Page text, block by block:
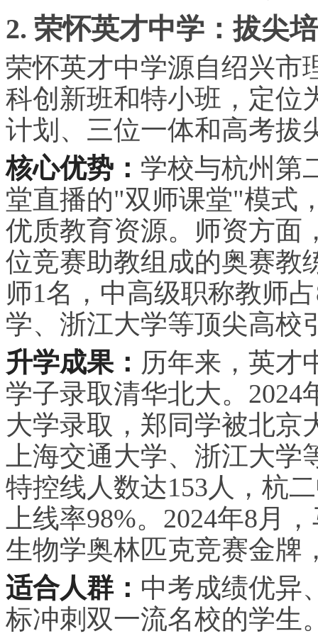
2. 荣怀英才中学：拔尖
荣怀英才中学源自绍兴
科创新班和特小班，定位
计划、三位一体和高考拔
核心优势： 学校与杭州第
堂直播的"双师课堂"模式
优质教育资源。师资方面
位竞赛助教组成的奥赛教
师1名，中高级职称教师
学、浙江大学等顶尖高校
升学成果： 历年来，英才
学子录取清华北大。
大学录取，郑同学被北京
上海交通大学、浙江大
特控线人数达153人，杭
上线率98%。2024年8月
生物学奥林匹克竞赛金牌
适合人群： 中考成绩优异
标冲刺双一流名校的学生